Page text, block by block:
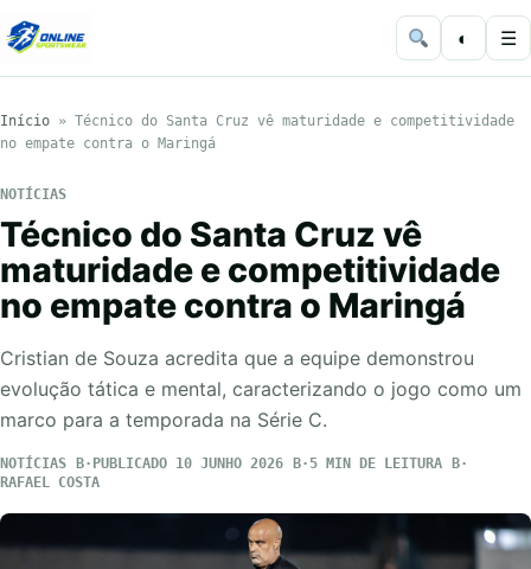
◐ ☰
Início » Técnico do Santa Cruz vê maturidade e competitividade
no empate contra o Maringá
NOTÍCIAS
Técnico do Santa Cruz vê
maturidade e competitividade
no empate contra o Maringá
Cristian de Souza acredita que a equipe demonstrou
evolução tática e mental, caracterizando o jogo como um
marco para a temporada na Série C.
NOTÍCIAS PUBLICADO 10 JUNHO 2026
5 MIN DE LEITURA
RAFAEL COSTA